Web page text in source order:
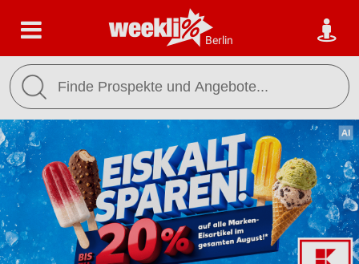
Berlin